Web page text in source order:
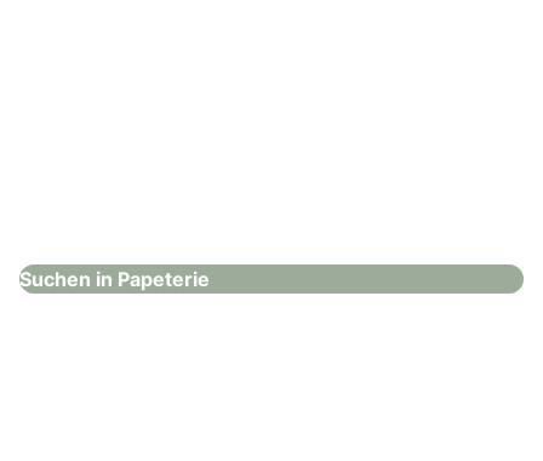
Suchen in Papeterie